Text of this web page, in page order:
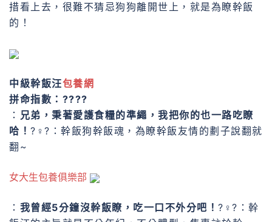
措看上去，很難不猜忌狗狗離開世上，就是為瞭幹飯
的！
中級幹飯汪包養網
拼命指數：????
： 兄弟，秉著愛護食糧的準繩，我把你的也一路吃瞭
哈！ ?♀?：幹飯狗幹飯魂，為瞭幹飯友情的劃子說翻就
翻~
女大生包養俱樂部
： 我曾經5分鐘沒幹飯瞭，吃一口不外分吧！ ?♀?：幹